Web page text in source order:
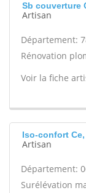
Sb couverture
Artisan
Département:
Rénovation
Voir la fiche
Iso-confort
Artisan
Département:
Surélévation